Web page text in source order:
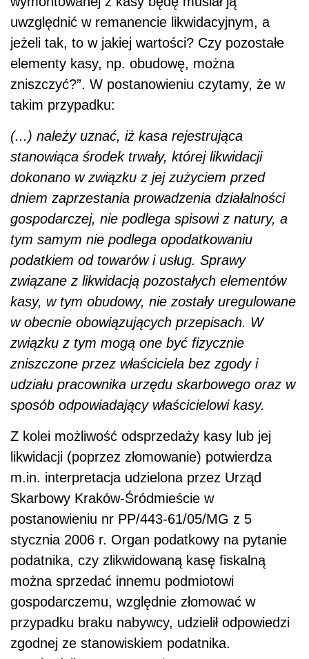
uwzględnić w remanencie likwidacyjnym, a
jeżeli tak, to w jakiej wartości? Czy pozostałe
elementy kasy, np. obudowę, można
zniszczyć?”. W postanowieniu czytamy, że w
takim przypadku:
(...) należy uznać, iż kasa rejestrująca
stanowiąca środek trwały, której likwidacji
dokonano w związku z jej zużyciem przed
dniem zaprzestania prowadzenia działalności
gospodarczej, nie podlega spisowi z natury, a
tym samym nie podlega opodatkowaniu
podatkiem od towarów i usług. Sprawy
związane z likwidacją pozostałych elementów
kasy, w tym obudowy, nie zostały uregulowane
w obecnie obowiązujących przepisach. W
związku z tym mogą one być fizycznie
zniszczone przez właściciela bez zgody i
udziału pracownika urzędu skarbowego oraz w
sposób odpowiadający właścicielowi kasy.
Z kolei możliwość odsprzedaży kasy lub jej
likwidacji (poprzez złomowanie) potwierdza
m.in. interpretacja udzielona przez Urząd
Skarbowy Kraków-Śródmieście w
postanowieniu nr PP/443-61/05/MG z 5
stycznia 2006 r. Organ podatkowy na pytanie
podatnika, czy zlikwidowaną kasę fiskalną
można sprzedać innemu podmiotowi
gospodarczemu, względnie złomować w
przypadku braku nabywcy, udzielił odpowiedzi
zgodnej ze stanowiskiem podatnika.